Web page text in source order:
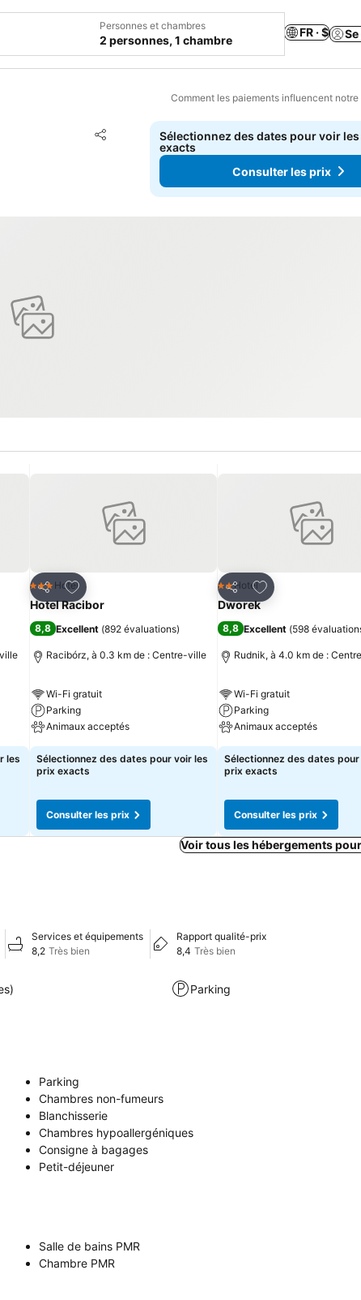
Personnes et chambres
2 personnes, 1 chambre
FR · $
Comment les paiements influencent
Partager
Ajouter à mes favoris
Sélectionnez des dates pour voir
exacts
Consulter les prix
les
Partager
Ajouter à mes favoris
3 ÉtoilesHotel
Hotel Racibor
8,8 Excellent (892 évaluations)
Racibórz, à 0.3 km de : Centre-ville
Wi-Fi gratuit
Parking
Animaux acceptés
Sélectionnez des dates pour voir les
prix exacts
Consulter les prix
Partager
Ajouter à mes
2 Étoiles
Hotel
Dworek
8,8 Excellent (598
Rudnik, à 4.0 km de :
Wi-Fi gratuit
Parking
Animaux acceptés
Sélectionnez des dates pour
prix exacts
Consulter les prix
Voir tous les hébergements
Services et équipements
8,2 Très bien
Rapport qualité-prix
8,4 Très bien
Parking
Parking
Chambres non-fumeurs
Blanchisserie
Chambres hypoallergéniques
Consigne à bagages
Petit-déjeuner
Salle de bains PMR
Chambre PMR